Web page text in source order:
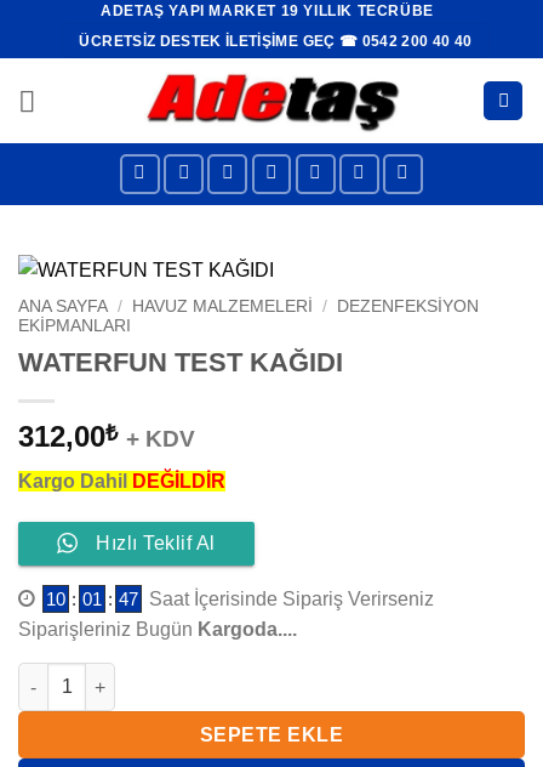
ADETAŞ YAPI MARKET 19 YILLIK TECRÜBE
ÜCRETSIZ DESTEK İLETIŞIME GEÇ ☎ 0542 200 40 40
ANA SAYFA / HAVUZ MALZEMELERI /
DEZENFEKSIYON
EKIPMANLARI
WATERFUN TEST KAĞIDI
312,00₺ + KDV
Kargo Dahil DEĞİLDİR
Hızlı Teklif Al
10 : 01 : 46 Saat İçerisinde Sipariş Verirseniz
Siparişleriniz Bugün Kargoda....
WATERFUN TEST KAĞIDI adet
SEPETE EKLE